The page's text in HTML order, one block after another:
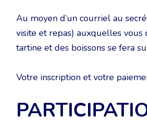
Au moyen d’un courriel au
visite et repas) auxquelles vous
tartine et des boissons se fera
Votre inscription et votre